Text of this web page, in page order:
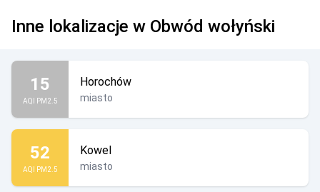
Inne lokalizacje w Obwód wołyński
15
AQI PM2.5
Horochów
miasto
52
AQI PM2.5
Kowel
miasto